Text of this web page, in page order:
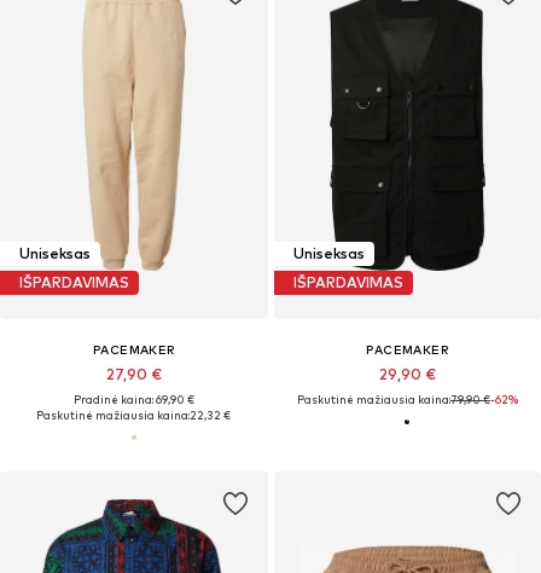
Uniseksas
IŠPARDAVIMAS
PACEMAKER
27,90 €
Pradinė kaina: 69,90 €
Paskutinė mažiausia kaina:22,32 €
Uniseksas
IŠPARDAVIMAS
PACEMAKER
29,90 €
Paskutinė mažiausia kaina:79,90 €-62%